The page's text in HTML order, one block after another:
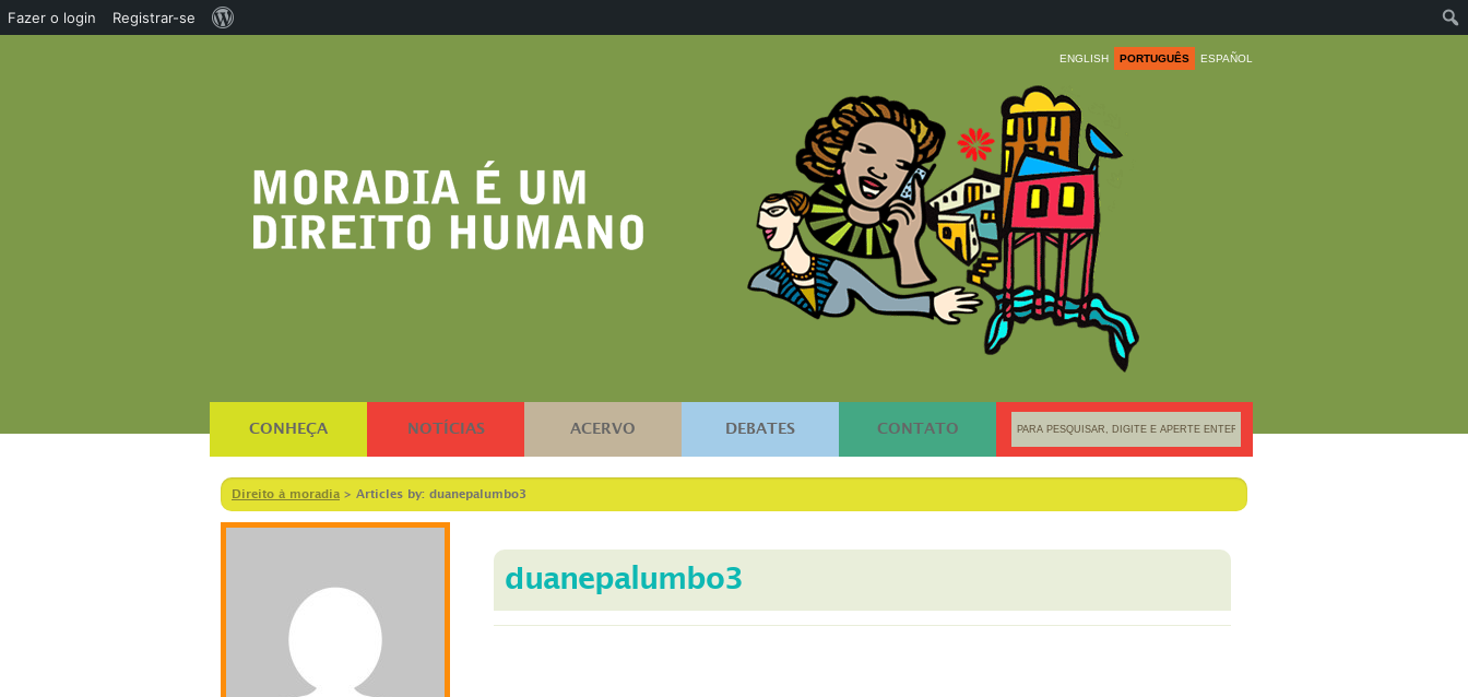
ENGLISH PORTUGUÊS ESPAÑOL
CONHEÇA NOTÍCIAS ACERVO DEBATES CONTATO
Direito à moradia > Articles by: duanepalumbo3
duanepalumbo3
Fazer o login Registrar-se